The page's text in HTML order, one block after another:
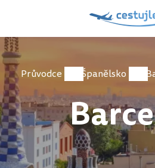
Průvodce Španělsko